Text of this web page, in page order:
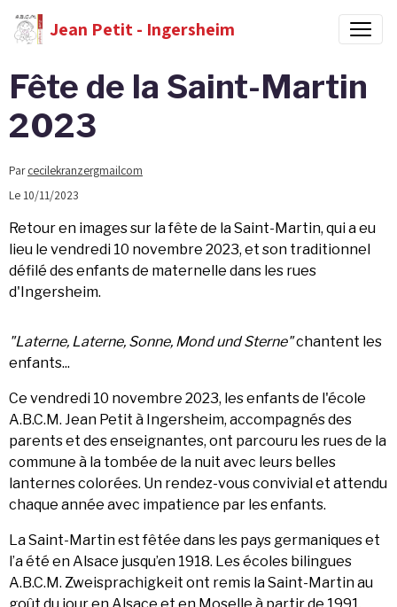
Jean Petit - Ingersheim
Fête de la Saint-Martin
2023
Parcecilekranzergmailcom
Le 10/11/2023
Retour en images sur la fête de la Saint-Martin, qui a eu
lieu le vendredi 10 novembre 2023, et son traditionnel
défilé des enfants de maternelle dans les rues
d'Ingersheim.
"Laterne, Laterne, Sonne, Mond und Sterne"chantent les
enfants...
Ce vendredi 10 novembre 2023, les enfants de l'école
A.B.C.M. Jean Petit à Ingersheim, accompagnés des
parents et des enseignantes, ont parcouru les rues de la
commune à la tombée de la nuit avec leurs belles
lanternes colorées. Un rendez-vous convivial et attendu
chaque année avec impatience par les enfants.
La Saint-Martin est fêtée dans les pays germaniques et
l’a été en Alsace jusqu’en 1918. Les écoles bilingues
A.B.C.M. Zweisprachigkeit ont remis la Saint-Martin au
goût du jour en Alsace et en Moselle à partir de 1991.